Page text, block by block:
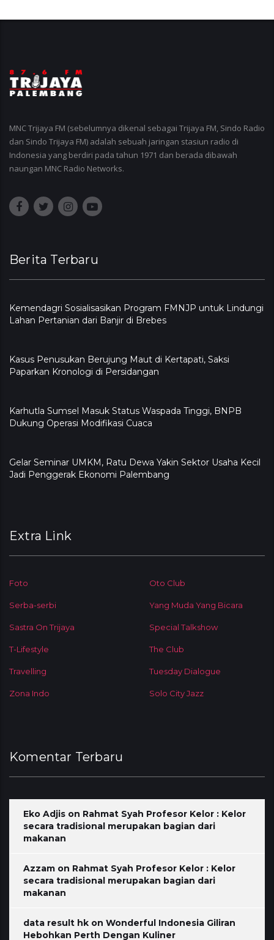
MNC Trijaya FM (sebelumnya dikenal sebagai Trijaya FM, Sindo Radio
dan Sindo Trijaya FM) adalah sebuah jaringan stasiun radio di
Indonesia yang berdiri pada tahun 1971 dan berada dibawah
naungan MNC Radio Networks.
Berita Terbaru
Kemendagri Sosialisasikan Program FMNJP untuk Lindungi
Lahan Pertanian dari Banjir di Brebes
Kasus Penusukan Berujung Maut di Kertapati, Saksi
Paparkan Kronologi di Persidangan
Karhutla Sumsel Masuk Status Waspada Tinggi, BNPB
Dukung Operasi Modifikasi Cuaca
Gelar Seminar UMKM, Ratu Dewa Yakin Sektor Usaha Kecil
Jadi Penggerak Ekonomi Palembang
Extra Link
Foto Oto Club
Serba-serbi Yang Muda Yang Bicara
Sastra On Trijaya Special Talkshow
T-Lifestyle The Club
Travelling Tuesday Dialogue
Zona Indo Solo City Jazz
Komentar Terbaru
Eko Adjis on Rahmat Syah Profesor Kelor : Kelor
secara tradisional merupakan bagian dari
makanan
Azzam on Rahmat Syah Profesor Kelor : Kelor
secara tradisional merupakan bagian dari
makanan
data result hk on Wonderful Indonesia Giliran
Hebohkan Perth Dengan Kuliner